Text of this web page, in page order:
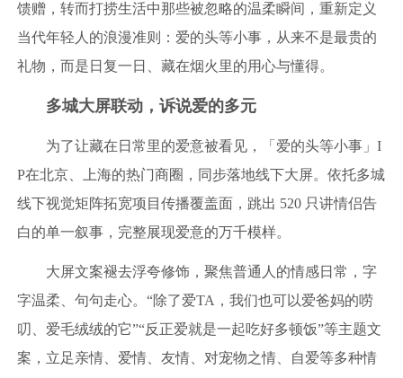
馈赠，转而打捞生活中那些被忽略的温柔瞬间，重新定义
当代年轻人的浪漫准则：爱的头等小事，从来不是最贵的
礼物，而是日复一日、藏在烟火里的用心与懂得。
多城大屏联动，诉说爱的多元
为了让藏在日常里的爱意被看见，「爱的头等小事」I
P在北京、上海的热门商圈，同步落地线下大屏。依托多城
线下视觉矩阵拓宽项目传播覆盖面，跳出 520 只讲情侣告
白的单一叙事，完整展现爱意的万千模样。
大屏文案褪去浮夸修饰，聚焦普通人的情感日常，字
字温柔、句句走心。“除了爱TA，我们也可以爱爸妈的唠
叨、爱毛绒绒的它”“反正爱就是一起吃好多顿饭”等主题文
案，立足亲情、爱情、友情、对宠物之情、自爱等多种情